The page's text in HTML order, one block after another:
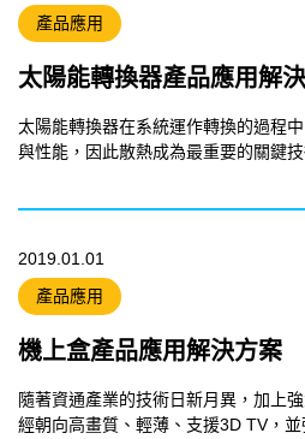
產品應用
太陽能轉換器產品應用解
太陽能轉換器在系統運作轉換的過程
與性能，因此散熱成為最重要的關鍵技
2019.01.01
產品應用
機上盒產品應用解決方案
隨著資通產業的技術日新月異，加上
經朝向高畫質、輕薄、支援3D TV，